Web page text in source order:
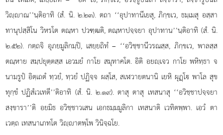
วิฺาณ’’นฺติอาทิ (สํ. นิ. ๒.๒๓). ตถา ‘‘อุปาทานีเยสุ, ภิกฺขเว, ธมฺเมสุ อสฺสา
ทานุปสฺสิโน วิหรโต ตณฺหา ปวฑฺฒติ, ตณฺหาปจฺจยา อุปาทาน’’นฺติอาทิ (สํ. นิ.
๒.๕๒). กตฺถจิ อุภยมูลิกมฺปิ, เสยฺยถิทํ – ‘‘อวิชฺชานีวรณสฺส, ภิกฺขเว, พาลสฺส
ตณฺหาย สมฺปยุตฺตสฺส เอวมยํ กาโย สมุทาคโต. อิติ อยฺเจว กาโย พหิทฺธา จ
นามรูปํ อิตฺเถตํทฺวยํ, ทฺวยํ ปฏิจฺจ ผสฺโส, สเฬวายตนานิ เยหิ ผุฏฺโ พาโล สุข
ทุกฺขํ ปฏิสํเวเทตี’’ติอาทิ (สํ. นิ. ๒.๑๙). ตาสุ ตาสุ เทสนาสุ ‘‘อวิชฺชาปจฺจยา
สงฺขารา’’ติ อยมิธ อวิชฺชาวเสน เอกธมฺมมูลิกา เทสนาติ เวทิตพฺพา. เอวํ ตา
เวตฺถ เทสนาเภทโต วิฺาตพฺโพ วินิจฺฉโย.